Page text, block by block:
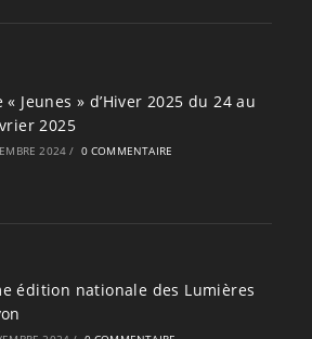
« Jeunes » d’Hiver 2025 du 24 au
2025
2024 / 0 COMMENTAIRE
édition nationale des Lumières